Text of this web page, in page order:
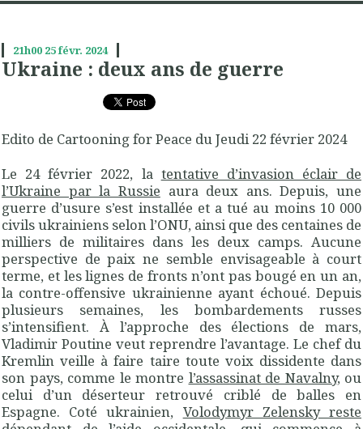
21h00 25févr. 2024
Ukraine : deux ans de guerre
Edito de Cartooning for Peace du Jeudi 22 février 2024
Le 24 février 2022, la tentative d’invasion éclair de
l’Ukraine par la Russie aura deux ans. Depuis, une
guerre d’usure s’est installée et a tué au moins 10 000
civils ukrainiens selon l’ONU, ainsi que des centaines de
milliers de militaires dans les deux camps. Aucune
perspective de paix ne semble envisageable à court
terme, et les lignes de fronts n’ont pas bougé en un an,
la contre-offensive ukrainienne ayant échoué. Depuis
plusieurs semaines, les bombardements russes
s’intensifient. À l’approche des élections de mars,
Vladimir Poutine veut reprendre l’avantage. Le chef du
Kremlin veille à faire taire toute voix dissidente dans
son pays, comme le montre l’assassinat de Navalny, ou
celui d’un déserteur retrouvé criblé de balles en
Espagne. Coté ukrainien, Volodymyr Zelensky reste